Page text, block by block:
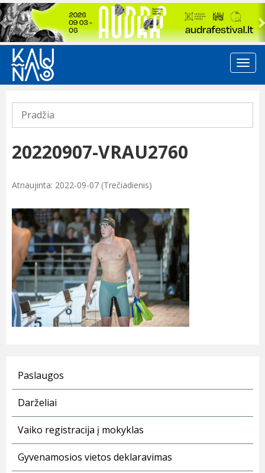
Previous
Pradžia
20220907-VRAU2760
Atnaujinta: 2022-09-07 (Trečiadienis)
Paslaugos
Darželiai
Vaiko registracija į mokyklas
Gyvenamosios vietos deklaravimas